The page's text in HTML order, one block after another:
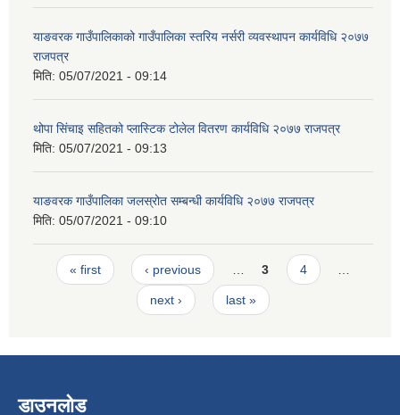
याङवरक गाउँपालिकाको गाउँपालिका स्तरिय नर्सरी व्यवस्थापन कार्यविधि २०७७
राजपत्र
मिति: 05/07/2021 - 09:14
थोपा सिंचाइ सहितको प्लास्टिक टोलेल वितरण कार्यविधि २०७७ राजपत्र
मिति: 05/07/2021 - 09:13
याङवरक गाउँपालिका जलस्रोत सम्बन्धी कार्यविधि २०७७ राजपत्र
मिति: 05/07/2021 - 09:10
Pages
« first ‹ previous 3 4
next › last »
डाउनलोड